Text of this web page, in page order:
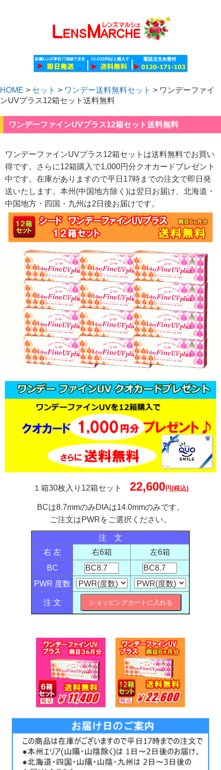
HOME > セット > ワンデー送料無料セット > ワンデーファイ
ンUVプラス12箱セット送料無料
ワンデーファインUVプラス12箱セット送料無料
ワンデーファインUVプラス12箱セットは送料無料でお買い
得です。さらに12箱購入で1,000円分クオカードプレゼント
中です。在庫がありますので平日17時までの注文で即日発
送いたします。本州(中国地方除く)は翌日お届け、北海道・
中国地方・四国・九州は2日後お届けです。
１箱30枚入り12箱セット 22,600円(税込)
BCは8.7mmのみDIAは14.0mmのみです。
ご注文はPWRをご選択ください。
注 文
右 左
右6箱
左6箱
BC
PWR 度数
注 文